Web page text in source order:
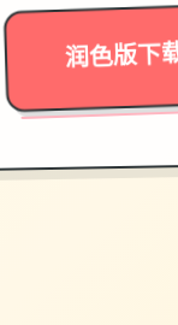
润色版下